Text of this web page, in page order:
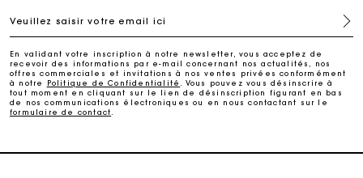
Suivi de commande
Carte Cadeau Maje : la meilleure façon d'offrir le
cadeau parfait
Livraison à domicile offerte sous 2 à 3 jours ouvrés.
Veuillez saisir votre email ici
En validant votre inscription à notre newsletter, vous acceptez de
recevoir des informations par e-mail concernant nos actualités, nos
offres commerciales et invitations à nos ventes privées conformément
à notre
Politique de Confidentialité
. Vous pouvez vous désinscrire à
tout moment en cliquant sur le lien de désinscription figurant en bas
de nos communications électroniques ou en nous contactant sur le
formulaire de contact